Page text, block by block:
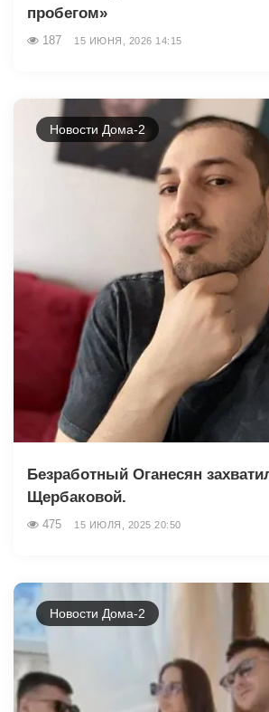
пробегом»
187 15 ИЮНЯ, 2026 14:15
Новости Дома-2
Безработный Оганесян
Щербаковой.
475 15 ИЮЛЯ, 2025 20:50
Новости Дома-2